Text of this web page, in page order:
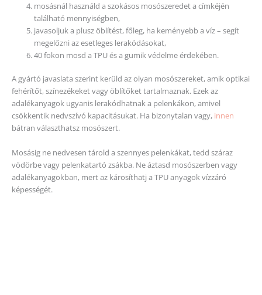
mosásnál használd a szokásos mosószeredet a címkéjén
található mennyiségben,
javasoljuk a plusz öblítést, főleg, ha keményebb a víz – segít
megelőzni az esetleges lerakódásokat,
40 fokon mosd a TPU és a gumik védelme érdekében.
A gyártó javaslata szerint kerüld az olyan mosószereket, amik optikai
fehérítőt, színezékeket vagy öblítőket tartalmaznak. Ezek az
adalékanyagok ugyanis lerakódhatnak a pelenkákon, amivel
csökkentik nedvszívó kapacitásukat. Ha bizonytalan vagy, innen
bátran választhatsz mosószert.
Mosásig ne nedvesen tárold a szennyes pelenkákat, tedd száraz
vödörbe vagy pelenkatartó zsákba. Ne áztasd mosószerben vagy
adalékanyagokban, mert az károsíthatj a TPU anyagok vízzáró
képességét.